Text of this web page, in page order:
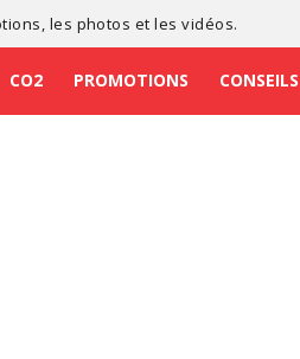
, les photos et les vidéos.
CO2 PROMOTIONS CONSEILS